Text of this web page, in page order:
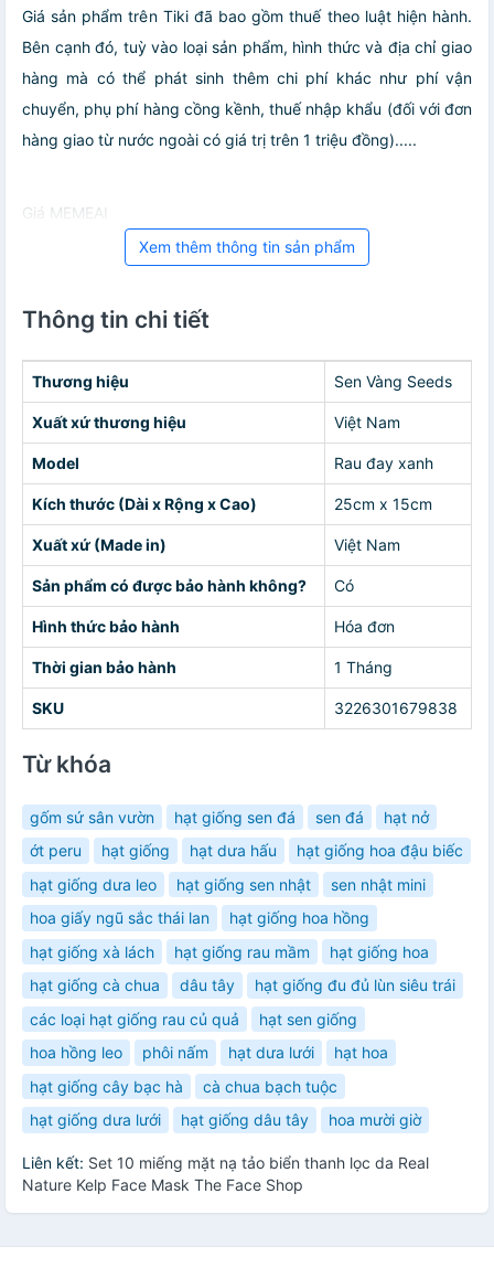
Giá sản phẩm trên Tiki đã bao gồm thuế theo luật hiện hành.
Bên cạnh đó, tuỳ vào loại sản phẩm, hình thức và địa chỉ giao
hàng mà có thể phát sinh thêm chi phí khác như phí vận
chuyển, phụ phí hàng cồng kềnh, thuế nhập khẩu (đối với đơn
hàng giao từ nước ngoài có giá trị trên 1 triệu đồng).....
Giá MEMEAI
Xem thêm thông tin sản phẩm
Thông tin chi tiết
Thương hiệu Sen Vàng Seeds
Xuất xứ thương hiệu Việt Nam
Model Rau đay xanh
Kích thước (Dài x Rộng x Cao) 25cm x 15cm
Xuất xứ (Made in) Việt Nam
Sản phẩm có được bảo hành không? Có
Hình thức bảo hành Hóa đơn
Thời gian bảo hành 1 Tháng
SKU 3226301679838
Từ khóa
gốm sứ sân vườn hạt giống sen đá sen đá
hạt nở
ớt peru
hạt giống hạt dưa hấu
hạt giống hoa đậu biếc
hạt giống dưa leo
hạt giống sen nhật
sen nhật mini
hoa giấy ngũ sắc thái lan
hạt giống hoa hồng
hạt giống xà lách
hạt giống rau mầm
hạt giống hoa
hạt giống cà chua
dâu tây
hạt giống đu đủ lùn siêu trái
các loại hạt giống rau củ quả
hạt sen giống
hoa hồng leo
phôi nấm hạt dưa lưới
hạt hoa
hạt giống cây bạc hà
cà chua bạch tuộc
hạt giống dưa lưới
hạt giống dâu tây hoa mười giờ
Liên kết: Set 10 miếng mặt nạ tảo biển thanh lọc da Real
Nature Kelp Face Mask The Face Shop